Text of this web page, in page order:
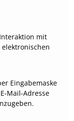
mit
Eingabemaske
Mail-Adresse